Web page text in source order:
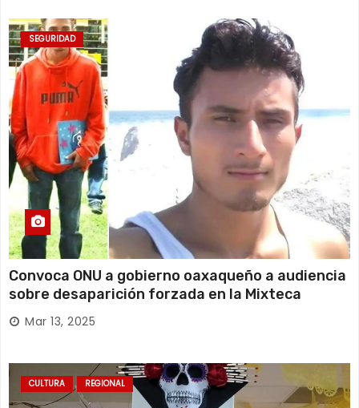
SEGURIDAD
Convoca ONU a gobierno oaxaqueño a audiencia
sobre desaparición forzada en la Mixteca
Mar 13, 2025
CULTURA REGIONAL